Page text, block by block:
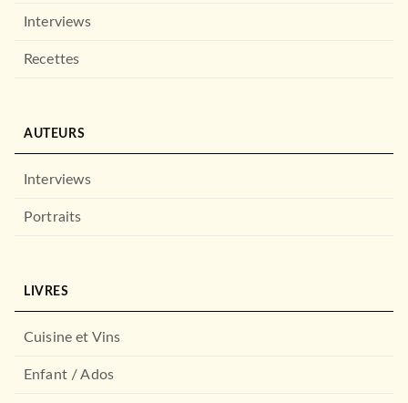
Interviews
Recettes
AUTEURS
Interviews
Portraits
LIVRES
Cuisine et Vins
Enfant / Ados